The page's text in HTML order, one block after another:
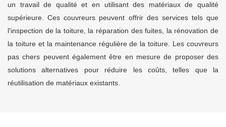
un travail de qualité et en utilisant des matériaux de qualité
supérieure. Ces couvreurs peuvent offrir des services tels que
l'inspection de la toiture, la réparation des fuites, la rénovation de
la toiture et la maintenance régulière de la toiture. Les couvreurs
pas chers peuvent également être en mesure de proposer des
solutions alternatives pour réduire les coûts, telles que la
réutilisation de matériaux existants.